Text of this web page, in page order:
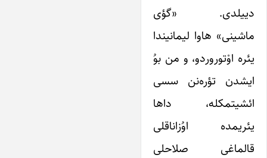
دییلدی. «گؤی
ماشینی» هاوا لیمانیندا
یئره اوْتوروردو، و من بوُ
ایشدن تؤره‌نن سسی
ائشیتمکله، داها
یئریمده اوُزاناقلی
قالماغی صلاحلی